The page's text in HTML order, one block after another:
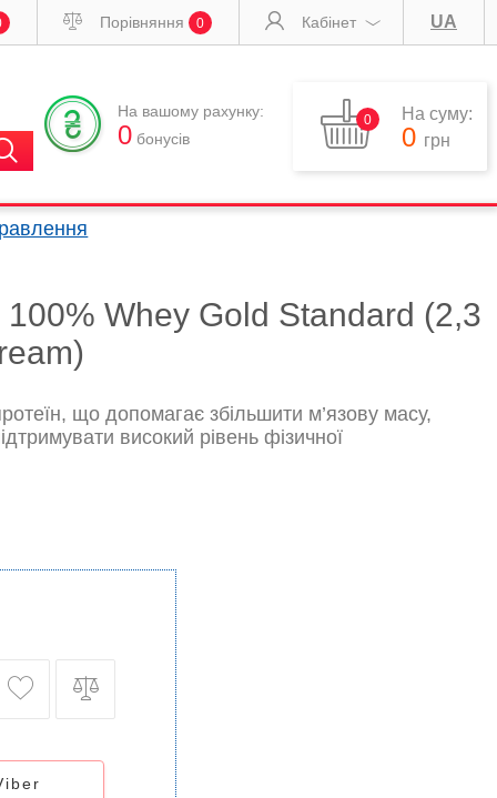
Порівняння 0 Кабінет UA
На вашому рахунку:
0 бонусів
0 На суму:
0 грн
Whey Gold Standard (2,3
що допомагає збільшити м’язову масу,
високий рівень фізичної